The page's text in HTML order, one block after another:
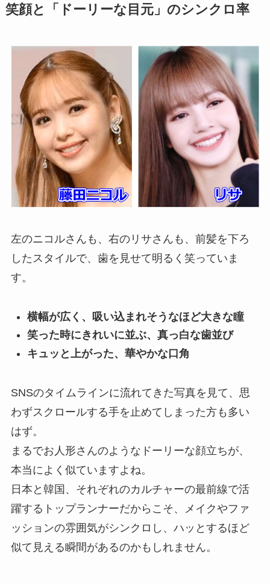
笑顔と「ドーリーな目元」のシンクロ率
左のニコルさんも、右のリサさんも、前髪を下ろ
したスタイルで、歯を見せて明るく笑っていま
す。
横幅が広く、吸い込まれそうなほど大きな瞳
笑った時にきれいに並ぶ、真っ白な歯並び
キュッと上がった、華やかな口角
SNSのタイムラインに流れてきた写真を見て、思
わずスクロールする手を止めてしまった方も多い
はず。
まるでお人形さんのようなドーリーな顔立ちが、
本当によく似ていますよね。
日本と韓国、それぞれのカルチャーの最前線で活
躍するトップランナーだからこそ、メイクやファ
ッションの雰囲気がシンクロし、ハッとするほど
似て見える瞬間があるのかもしれません。